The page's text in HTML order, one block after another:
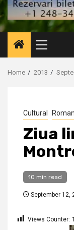
Primary
Menu
Home 2013
Cultural
Ziua
10 min read
September 12,
Views Counter: